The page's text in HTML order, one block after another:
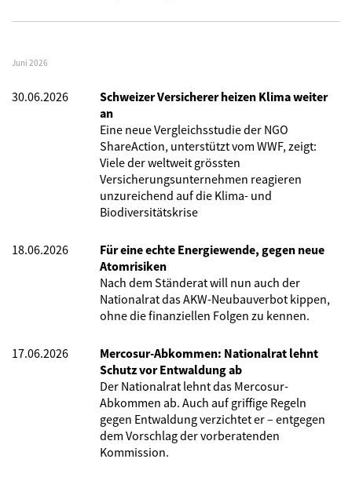
Juni 2026
30.06.2026
Schweizer Versicherer heizen Klima weiter
an
Eine neue Vergleichsstudie der NGO
ShareAction, unterstützt vom WWF, zeigt:
Viele der weltweit grössten
Versicherungsunternehmen reagieren
unzureichend auf die Klima- und
Biodiversitätskrise
18.06.2026
Für eine echte Energiewende, gegen neue
Atomrisiken
Nach dem Ständerat will nun auch der
Nationalrat das AKW-Neubauverbot kippen,
ohne die finanziellen Folgen zu kennen.
17.06.2026
Mercosur-Abkommen: Nationalrat lehnt
Schutz vor Entwaldung ab
Der Nationalrat lehnt das Mercosur-
Abkommen ab. Auch auf griffige Regeln
gegen Entwaldung verzichtet er – entgegen
dem Vorschlag der vorberatenden
Kommission.